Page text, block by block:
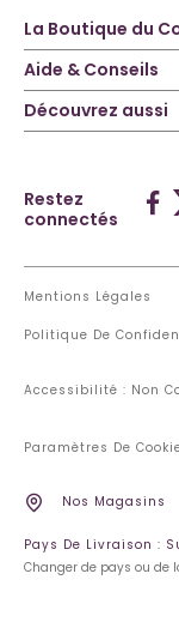
La Boutique du
Aide & Conseils
Découvrez aussi
Restez
connectés
Mentions Légales
Politique De
Accessibilité : Non
Paramètres De
Nos Magasins
Pays De Livraison :
Changer de pays ou de